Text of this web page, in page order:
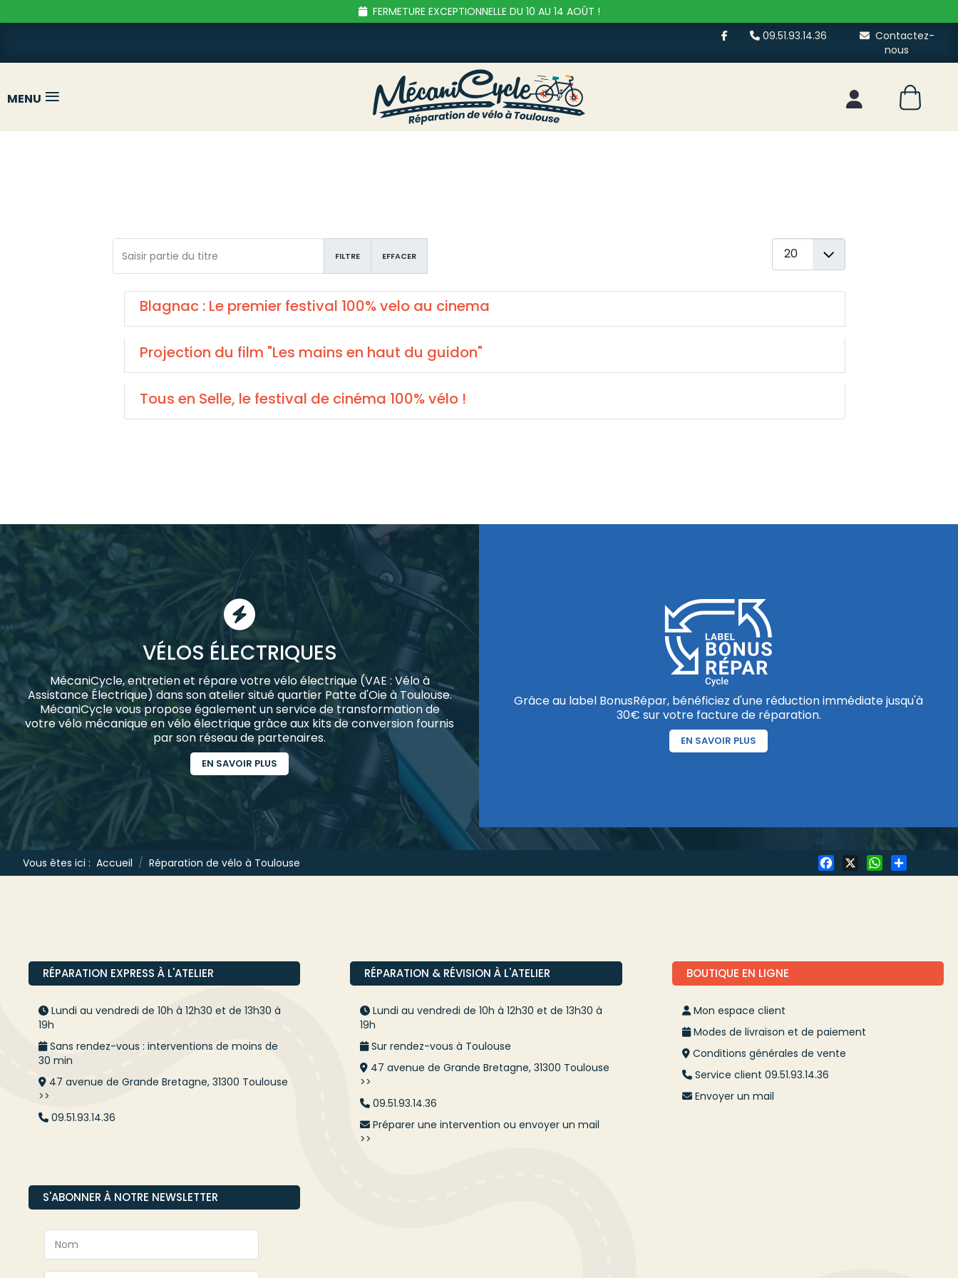
FERMETURE EXCEPTIONNELLE DU 10 AU 14 AOÛT !
09.51.93.14.36
Contactez-
nous
MENU ≡ Mon espace client
Saisir partie du titre
FILTRE EFFACER
Afficher #
Blagnac : Le premier festival 100% velo au cinema
Projection du film "Les mains en haut du guidon"
Tous en Selle, le festival de cinéma 100% vélo !
VÉLOS ÉLECTRIQUES
MécaniCycle, entretien et répare votre vélo électrique (VAE : Vélo à
Assistance Électrique) dans son atelier situé quartier Patte d'Oie à Toulouse.
MécaniCycle vous propose également un service de transformation de
votre vélo mécanique en vélo électrique grâce aux kits de conversion fournis
par son réseau de partenaires.
EN SAVOIR PLUS
Grâce au label BonusRépar, bénéficiez d'une réduction immédiate jusqu'à
30€ sur votre facture de réparation.
EN SAVOIR PLUS
Vous êtes ici : Accueil Réparation de vélo à Toulouse
Facebook
X WhatsApp
Share
RÉPARATION EXPRESS À L'ATELIER
Lundi au vendredi de 10h à 12h30 et de 13h30 à
19h
Sans rendez-vous : interventions de moins de
30 min
47 avenue de Grande Bretagne, 31300 Toulouse
>>
09.51.93.14.36
RÉPARATION & RÉVISION À L'ATELIER
Lundi au vendredi de 10h à 12h30 et de 13h30 à
19h
Sur rendez-vous à Toulouse
47 avenue de Grande Bretagne, 31300 Toulouse
>>
09.51.93.14.36
Préparer une intervention ou envoyer un mail
>>
BOUTIQUE EN LIGNE
Mon espace client
Modes de livraison et de paiement
Conditions générales de vente
Service client 09.51.93.14.36
Envoyer un mail
S'ABONNER À NOTRE NEWSLETTER